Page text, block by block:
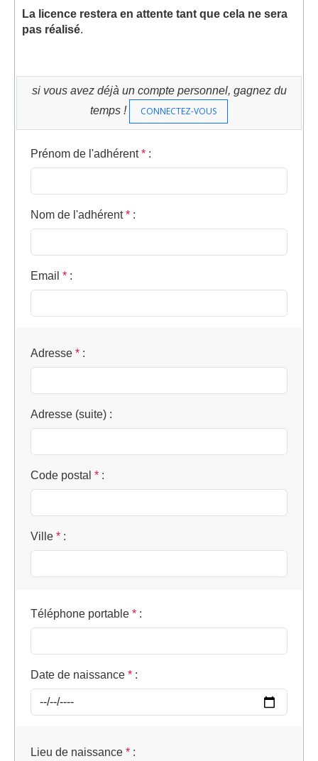
La licence restera en attente tant que cela ne sera
pas réalisé.
si vous avez déjà un compte personnel, gagnez du
temps !
CONNECTEZ-VOUS
Prénom de l'adhérent* :
Nom de l'adhérent* :
Email * :
Adresse * :
Adresse (suite) :
Code postal * :
Ville * :
Téléphone portable * :
Date de naissance * :
Lieu de naissance * :